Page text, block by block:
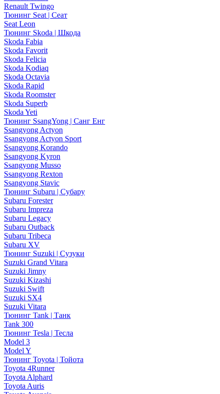
Renault Twingo
Тюнинг Seat | Сеат
Seat Leon
Тюнинг Skoda | Шкода
Skoda Fabia
Skoda Favorit
Skoda Felicia
Skoda Kodiaq
Skoda Octavia
Skoda Rapid
Skoda Roomster
Skoda Superb
Skoda Yeti
Тюнинг SsangYong | Санг Енг
Ssangyong Actyon
Ssangyong Actyon Sport
Ssangyong Korando
Ssangyong Kyron
Ssangyong Musso
Ssangyong Rexton
Ssangyong Stavic
Тюнинг Subaru | Субару
Subaru Forester
Subaru Impreza
Subaru Legacy
Subaru Outback
Subaru Tribeca
Subaru XV
Тюнинг Suzuki | Сузуки
Suzuki Grand Vitara
Suzuki Jimny
Suzuki Kizashi
Suzuki Swift
Suzuki SX4
Suzuki Vitara
Тюнинг Tank | Танк
Tank 300
Тюнинг Tesla | Тесла
Model 3
Model Y
Тюнинг Toyota | Тойота
Toyota 4Runner
Toyota Alphard
Toyota Auris